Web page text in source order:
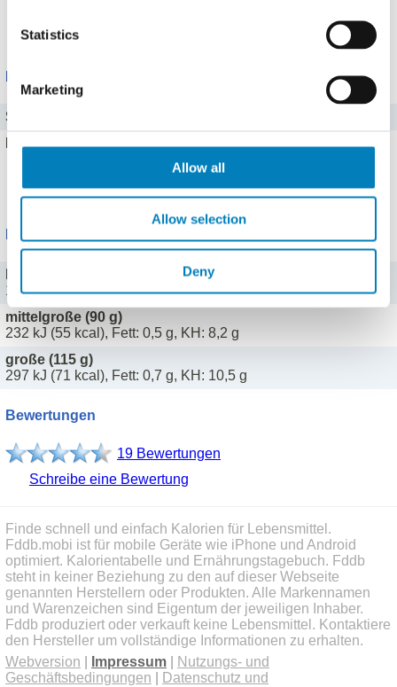
Statistics
Marketing
Allow all
Allow selection
Deny
Salz
Eisen
0,8 mg
Alle 13 Mineralstoffe zeigen
181 kJ (43 kcal), Fett: 0,4 g, KH: 6,4 g
mittelgroße (90 g)
232 kJ (55 kcal), Fett: 0,5 g, KH: 8,2 g
große (115 g)
297 kJ (71 kcal), Fett: 0,7 g, KH: 10,5 g
Bewertungen
19 Bewertungen
Schreibe eine Bewertung
Finde schnell und einfach Kalorien für Lebensmittel.
Fddb.mobi ist für mobile Geräte wie iPhone und Android
optimiert. Kalorientabelle und Ernährungstagebuch. Fddb
steht in keiner Beziehung zu den auf dieser Webseite
genannten Herstellern oder Produkten. Alle Markennamen
und Warenzeichen sind Eigentum der jeweiligen Inhaber.
Fddb produziert oder verkauft keine Lebensmittel. Kontaktiere
den Hersteller um vollständige Informationen zu erhalten.
Webversion
Impressum
Nutzungs- und
Geschäftsbedingungen
Datenschutz und